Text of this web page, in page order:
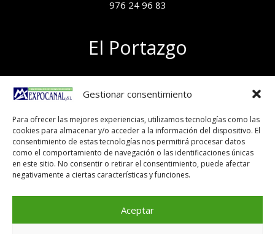
Gestionar consentimiento
Para ofrecer las mejores experiencias, utilizamos tecnologías como las
cookies para almacenar y/o acceder a la información del dispositivo. El
consentimiento de estas tecnologías nos permitirá procesar datos
como el comportamiento de navegación o las identificaciones únicas
en este sitio. No consentir o retirar el consentimiento, puede afectar
negativamente a ciertas características y funciones.
Aceptar
976 24 96 83
El Portazgo
Polígono el Portazgo, nave 59
50011 Zaragoza
Tel 976 24 96 83
exposicion@expocanal.es
Aviso Legal
Política de cookies